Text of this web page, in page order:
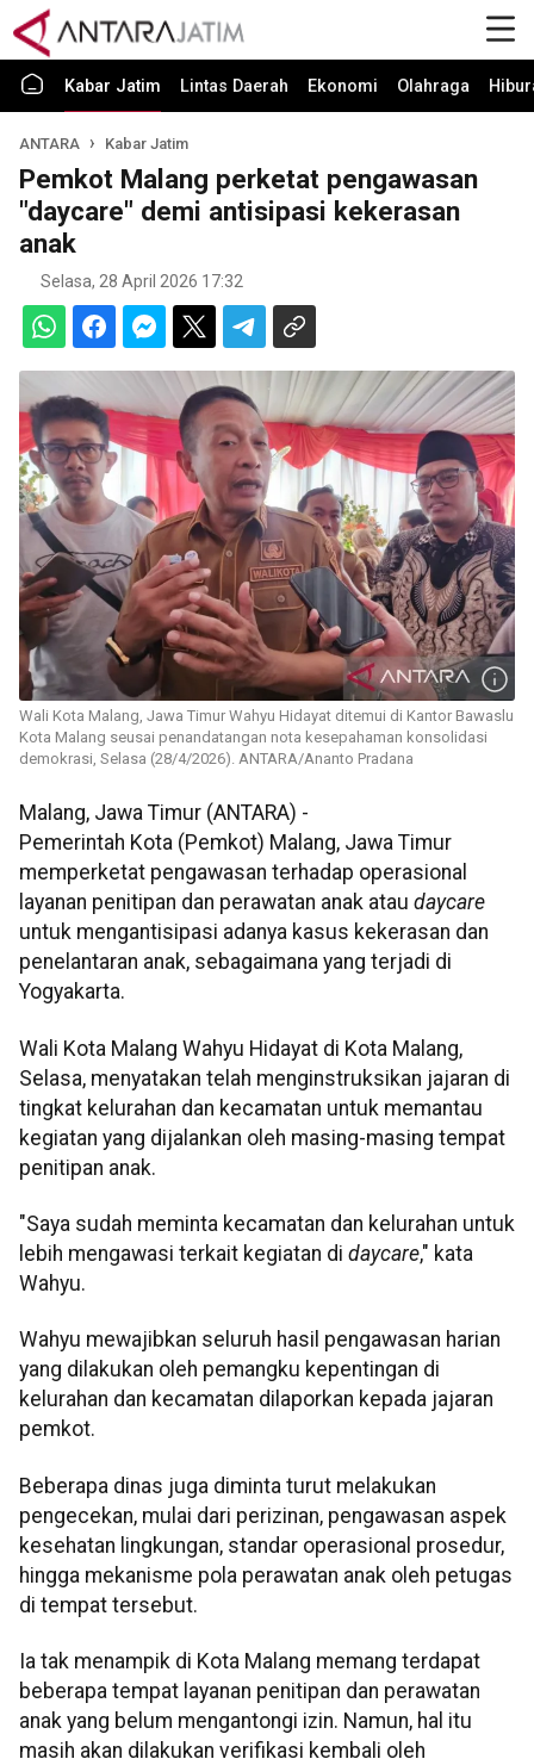
Kabar Jatim Lintas Daerah Ekonomi Olahraga
ANTARA Kabar Jatim
Pemkot Malang perketat pengawasan
"daycare" demi antisipasi kekerasan
anak
Selasa, 28 April 2026 17:32
Wali Kota Malang, Jawa Timur Wahyu Hidayat ditemui di Kantor Bawaslu
Kota Malang seusai penandatangan nota kesepahaman konsolidasi
demokrasi, Selasa (28/4/2026). ANTARA/Ananto Pradana
Malang, Jawa Timur (ANTARA) -
Pemerintah Kota (Pemkot) Malang, Jawa Timur
memperketat pengawasan terhadap operasional
layanan penitipan dan perawatan anak atau daycare
untuk mengantisipasi adanya kasus kekerasan dan
penelantaran anak, sebagaimana yang terjadi di
Yogyakarta.
Wali Kota Malang Wahyu Hidayat di Kota Malang,
Selasa, menyatakan telah menginstruksikan jajaran di
tingkat kelurahan dan kecamatan untuk memantau
kegiatan yang dijalankan oleh masing-masing tempat
penitipan anak.
"Saya sudah meminta kecamatan dan kelurahan untuk
lebih mengawasi terkait kegiatan di daycare," kata
Wahyu.
Wahyu mewajibkan seluruh hasil pengawasan harian
yang dilakukan oleh pemangku kepentingan di
kelurahan dan kecamatan dilaporkan kepada jajaran
pemkot.
Beberapa dinas juga diminta turut melakukan
pengecekan, mulai dari perizinan, pengawasan aspek
kesehatan lingkungan, standar operasional prosedur,
hingga mekanisme pola perawatan anak oleh petugas
di tempat tersebut.
Ia tak menampik di Kota Malang memang terdapat
beberapa tempat layanan penitipan dan perawatan
anak yang belum mengantongi izin. Namun, hal itu
masih akan dilakukan verifikasi kembali oleh